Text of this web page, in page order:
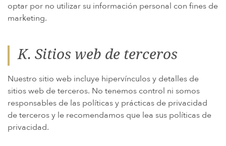
optar por no utilizar su información personal con fines de
marketing.
K. Sitios web de terceros
Nuestro sitio web incluye hipervínculos y detalles de
sitios web de terceros. No tenemos control ni somos
responsables de las políticas y prácticas de privacidad
de terceros y le recomendamos que lea sus políticas de
privacidad.